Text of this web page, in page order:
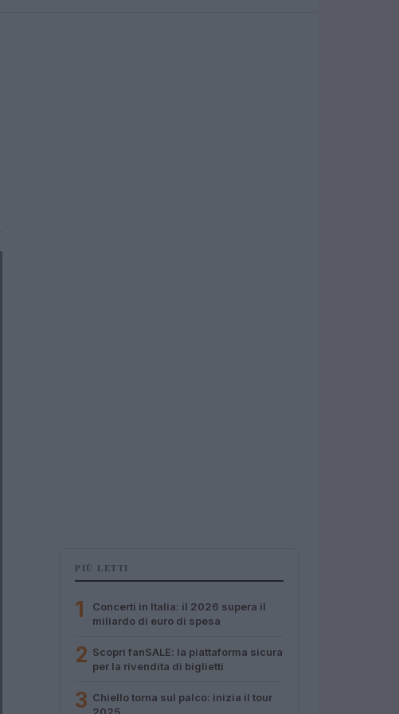
PIÙ LETTI
1
Concerti in Italia: il 2026 supera il
miliardo di euro di spesa
2 Scopri fanSALE: la piattaforma sicura
per la rivendita di biglietti
3 Chiello torna sul palco: inizia il tour